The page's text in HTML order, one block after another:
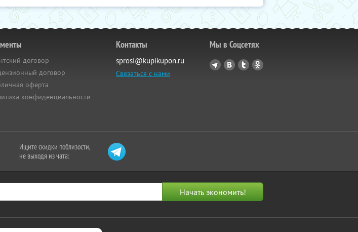
договор
договор
оферта
конфиденциальности
Контакты
sprosi@kupikupon.ru
Связаться с нами
Мы в Соцсетях
Ищите скидки поблизости,
не выходя из чата: